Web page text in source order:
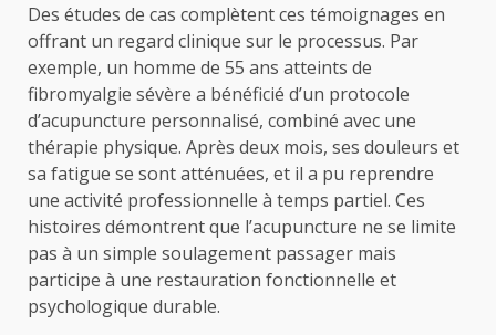
Des études de cas complètent ces témoignages en
offrant un regard clinique sur le processus. Par
exemple, un homme de 55 ans atteints de
fibromyalgie sévère a bénéficié d’un protocole
d’acupuncture personnalisé, combiné avec une
thérapie physique. Après deux mois, ses douleurs et
sa fatigue se sont atténuées, et il a pu reprendre
une activité professionnelle à temps partiel. Ces
histoires démontrent que l’acupuncture ne se limite
pas à un simple soulagement passager mais
participe à une restauration fonctionnelle et
psychologique durable.